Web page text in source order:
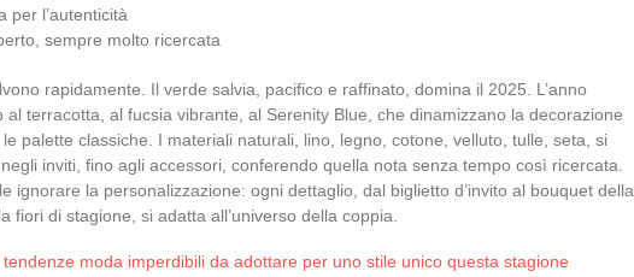
per l’autenticità
sempre molto ricercata
rapidamente. Il verde salvia, pacifico e raffinato, domina il 2025. L’anno
al terracotta, al fucsia vibrante, al Serenity Blue, che dinamizzano la decorazione
palette classiche. I materiali naturali, lino, legno, cotone, velluto, tulle, seta, si
inviti, fino agli accessori, conferendo quella nota senza tempo così ricercata.
ignorare la personalizzazione: ogni dettaglio, dal biglietto d’invito al bouquet della
fiori di stagione, si adatta all’universo della coppia.
tendenze moda imperdibili da adottare per uno stile unico questa stagione